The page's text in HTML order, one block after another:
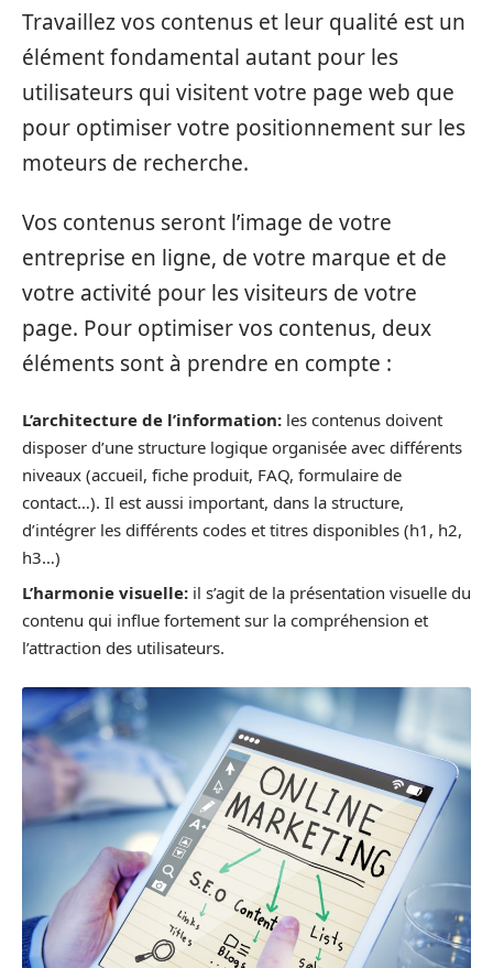
Travaillez vos contenus et leur qualité est un
élément fondamental autant pour les
utilisateurs qui visitent votre page web que
pour optimiser votre positionnement sur les
moteurs de recherche.
Vos contenus seront l’image de votre
entreprise en ligne, de votre marque et de
votre activité pour les visiteurs de votre
page. Pour optimiser vos contenus, deux
éléments sont à prendre en compte :
L’architecture de l’information: les contenus doivent
disposer d’une structure logique organisée avec différents
niveaux (accueil, fiche produit, FAQ, formulaire de
contact…). Il est aussi important, dans la structure,
d’intégrer les différents codes et titres disponibles (h1, h2,
h3…)
L’harmonie visuelle: il s’agit de la présentation visuelle du
contenu qui influe fortement sur la compréhension et
l’attraction des utilisateurs.